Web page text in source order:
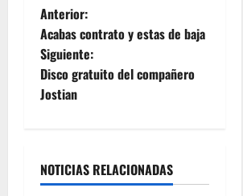
N
a
v
g
a
Anterior:
Acabas contrato y estas de baja
Siguiente:
Disco gratuito del compañero
Jostian
NOTICIAS RELACIONADAS